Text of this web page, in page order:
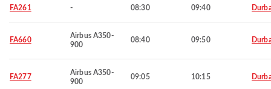
FA261 - 08:30 09:40
FA660
Airbus A350-
900
08:40 09:50
FA277
Airbus A350-
900
09:05 10:15